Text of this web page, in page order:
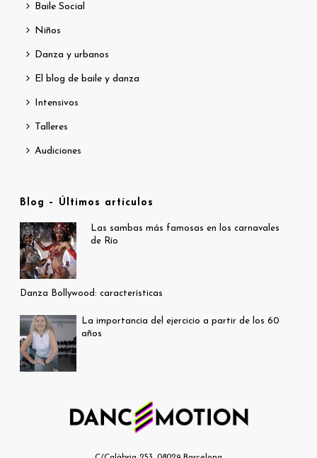
Baile Social
Niños
Danza y urbanos
El blog de baile y danza
Intensivos
Talleres
Audiciones
Blog – Últimos artículos
Las sambas más famosas en los carnavales
de Río
Danza Bollywood: características
La importancia del ejercicio a partir de los 60
años